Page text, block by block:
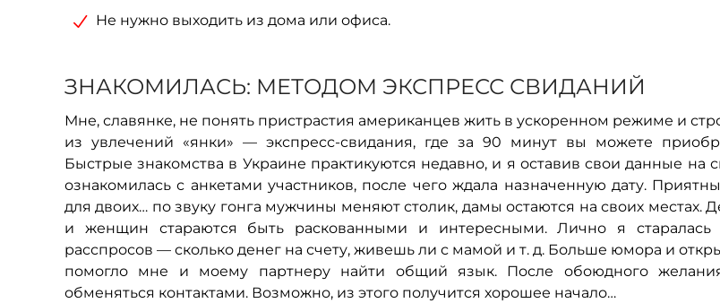
Не нужно выходить из дома или офиса.
ЗНАКОМИЛАСЬ: МЕТОДОМ ЭКСПРЕСС СВИДАНИЙ
Мне, славянке, не понять пристрастия американцев жить в ускоренном режиме и
из увлечений «янки» — экспресс-свидания, где за 90 минут вы можете
Быстрые знакомства в Украине практикуются недавно, и я оставив свои данные на
ознакомилась с анкетами участников, после чего ждала назначенную дату.
для двоих… по звуку гонга мужчины меняют столик, дамы остаются на своих местах.
и женщин стараются быть раскованными и интересными. Лично я
расспросов — сколько денег на счету, живешь ли с мамой и т. д. Больше юмора и
помогло мне и моему партнеру найти общий язык. После обоюдного
обменяться контактами. Возможно, из этого получится хорошее начало…